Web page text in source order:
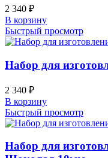
2 340 ₽
В корзину
Быстрый просмотр
Набор для
2 340 ₽
В корзину
Быстрый просмотр
Набор для